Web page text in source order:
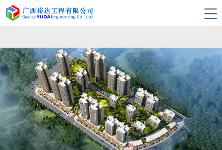
完美集团有限公司